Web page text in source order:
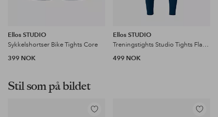
Ellos STUDIO
Sykkelshortser Bike Tights Core
399 NOK
Ellos STUDIO
Treningstights Studio Tights Flat Front Core
499 NOK
Stil som på bildet
Legg
Legg